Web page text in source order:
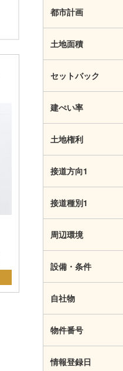
都市計画
土地面積
セットバック
建ぺい率
土地権利
接道方向1
接道種別1
周辺環境
設備・条件
自社物
物件番号
情報登録日